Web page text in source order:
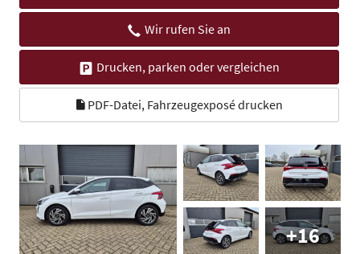
Wir rufen Sie an
Drucken, parken oder vergleichen
PDF-Datei, Fahrzeugexposé drucken
+16